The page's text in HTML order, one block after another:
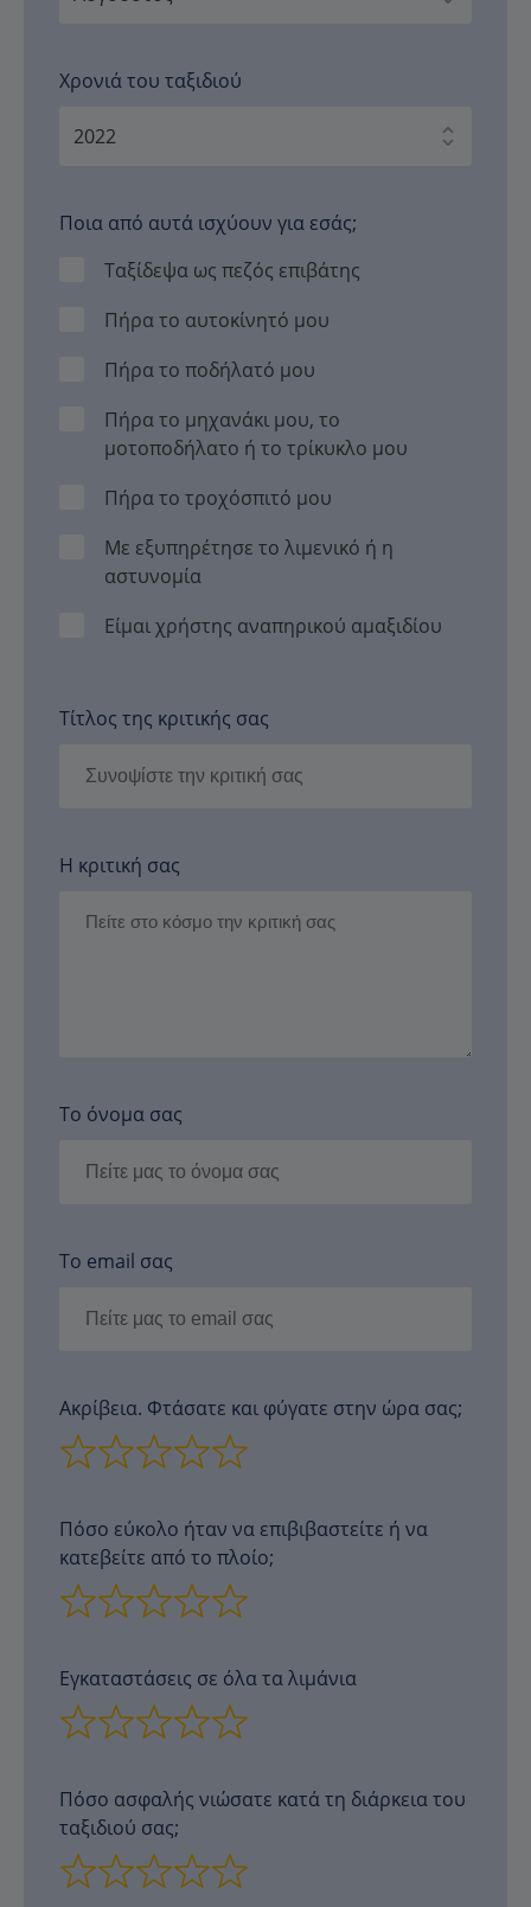
Χρονιά του ταξιδιού
Ποια από αυτά ισχύουν για εσάς;
Ταξίδεψα ως πεζός επιβάτης
Πήρα το αυτοκίνητό μου
Πήρα το ποδήλατό μου
Πήρα το μηχανάκι μου, το
μοτοποδήλατο ή το τρίκυκλο μου
Πήρα το τροχόσπιτό μου
Με εξυπηρέτησε το λιμενικό ή η
αστυνομία
Είμαι χρήστης αναπηρικού αμαξιδίου
Τίτλος της κριτικής σας
Η κριτική σας
Το όνομα σας
Το email σας
Ακρίβεια. Φτάσατε και φύγατε στην ώρα σας;
Πόσο εύκολο ήταν να επιβιβαστείτε ή να
κατεβείτε από το πλοίο;
Εγκαταστάσεις σε όλα τα λιμάνια
Πόσο ασφαλής νιώσατε κατά τη διάρκεια του
ταξιδιού σας;